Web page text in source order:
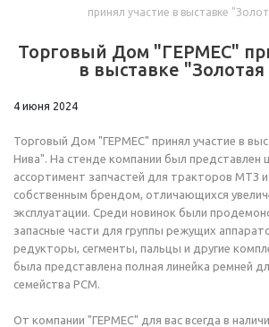
принял участие в выставке
Торговый Дом "ГЕРМЕС"
в выставке
4 июня 2024
Торговый Дом "ГЕРМЕС" принял участие в
Нива". На стенде компании был представлен
ассортимент запчастей для тракторов МТЗ
собственным брендом, отличающихся
эксплуатации. Среди новинок были
запасные части для группы режущих
редукторы, сегменты, пальцы и другие
была представлена полная линейка ремней
семейства РСМ.
От компании "ГЕРМЕС" для вас всегда в